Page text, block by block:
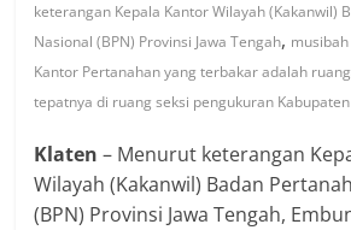
keterangan Kepala Kantor Wilayah (Kakanwil)
Nasional (BPN) Provinsi Jawa Tengah,
Kantor Pertanahan yang terbakar adalah
tepatnya di ruang seksi pengukuran
Klaten – Menurut keterangan
Wilayah (Kakanwil) Badan
(BPN) Provinsi Jawa Tengah,